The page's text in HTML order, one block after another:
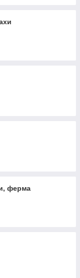
ферма